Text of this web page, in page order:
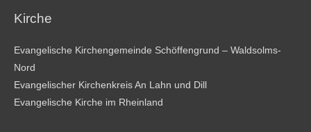
Kirche
Evangelische Kirchengemeinde Schöffengrund – Waldsolms-
Nord
Evangelischer Kirchenkreis An Lahn und Dill
Evangelische Kirche im Rheinland